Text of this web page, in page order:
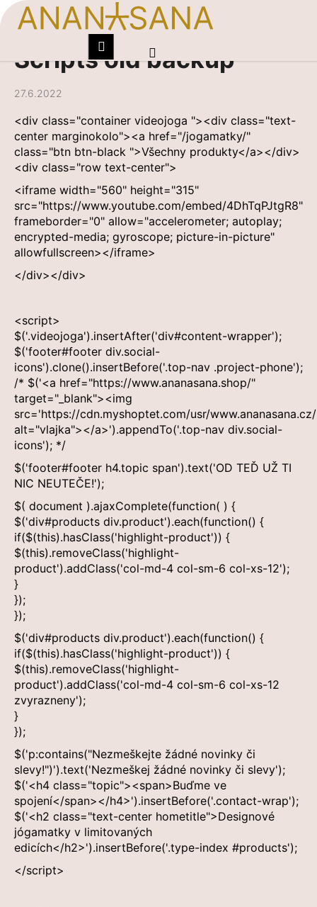
HledatPřihlášení
Nákupní
košík
Scripts old backup
27.6.2022
<div class="container videojoga "><div class="text-
center marginokolo"><a href="/jogamatky/"
class="btn btn-black ">Všechny produkty</a></div>
<div class="row text-center">
<iframe width="560" height="315"
src="https://www.youtube.com/embed/4DhTqPJtgR8"
frameborder="0" allow="accelerometer; autoplay;
encrypted-media; gyroscope; picture-in-picture"
allowfullscreen></iframe>
</div></div>
<script>
$('.videojoga').insertAfter('div#content-wrapper');
$('footer#footer div.social-
icons').clone().insertBefore('.top-nav .project-phone');
/* $('<a href="https://www.ananasana.shop/"
target="_blank"><img
src='https://cdn.myshoptet.com/usr/
alt="vlajka"></a>').appendTo('.top-nav div.social-
icons'); */
$('footer#footer h4.topic span').text('OD TEĎ UŽ TI
NIC NEUTEČE!');
$( document ).ajaxComplete(function( ) {
$('div#products div.product').each(function() {
if($(this).hasClass('highlight-product')) {
$(this).removeClass('highlight-
product').addClass('col-md-4 col-sm-6 col-xs-12');
}
});
});
$('div#products div.product').each(function() {
if($(this).hasClass('highlight-product')) {
$(this).removeClass('highlight-
product').addClass('col-md-4 col-sm-6 col-xs-12
zvyrazneny');
}
});
$('p:contains("Nezmeškejte žádné novinky či
slevy!")').text('Nezmeškej žádné novinky či slevy');
$('<h4 class="topic"><span>Buďme ve
spojení</span></h4>').insertBefore('.contact-wrap');
$('<h2 class="text-center hometitle">Designové
jógamatky v limitovaných
edicích</h2>').insertBefore('.type-index #products');
</script>
K
o
í
Zpět
Zpět
o
p
o
t
ř
e
b
u
j
e
t
n
a
j
í
t
?
D
o
p
o
r
č
u
j
e
m
e
PEXESO
ANANASANA
120
Kč